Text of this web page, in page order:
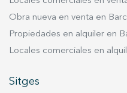
acceso desde el
característica muy
de las avenidas más
excepcional tanto
Obra nueva en venta en
Propiedades en alquiler en
Locales comerciales en
Sitges